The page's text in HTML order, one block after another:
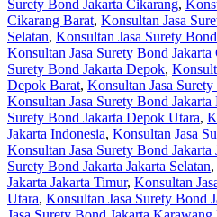
Surety Bond Jakarta Cikarang,
Cikarang Barat, Konsultan Jasa
Selatan, Konsultan Jasa Surety
Konsultan Jasa Surety Bond
Surety Bond Jakarta Depok,
Depok Barat, Konsultan Jasa
Konsultan Jasa Surety Bond
Surety Bond Jakarta Depok Utara,
Jakarta Indonesia, Konsultan Jasa
Konsultan Jasa Surety Bond Jakarta
Surety Bond Jakarta Jakarta Selatan,
Jakarta Jakarta Timur, Konsultan
Utara, Konsultan Jasa Surety Bond